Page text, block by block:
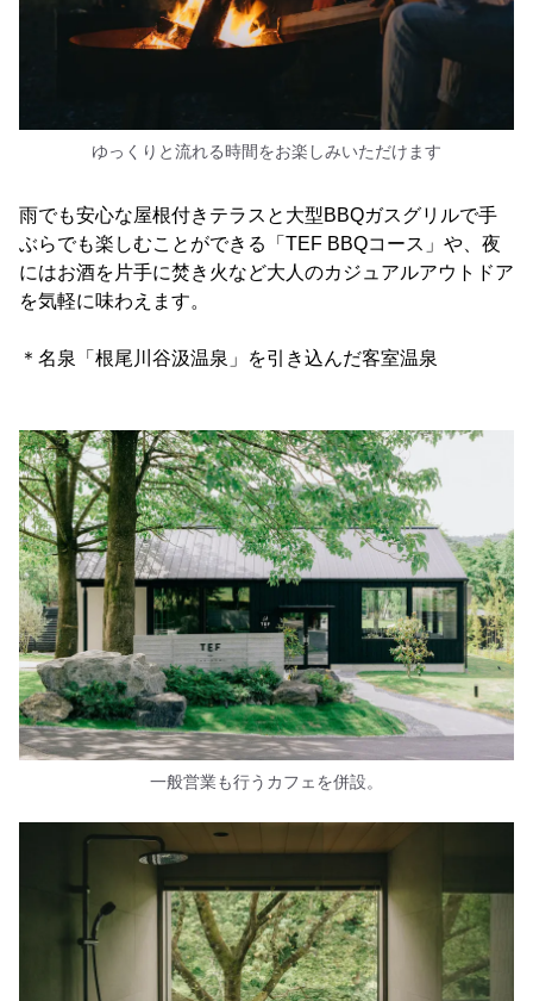
ゆっくりと流れる時間をお楽しみいただけます
雨でも安心な屋根付きテラスと大型BBQガスグリルで手
ぶらでも楽しむことができる「TEF BBQコース」や、夜
にはお酒を片手に焚き火など大人のカジュアルアウトドア
を気軽に味わえます。
＊名泉「根尾川谷汲温泉」を引き込んだ客室温泉
一般営業も行うカフェを併設。